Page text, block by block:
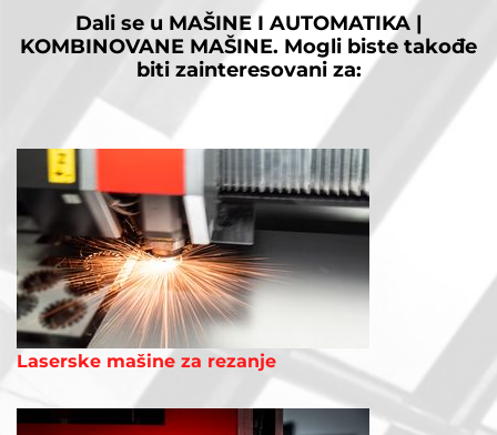
Dali se u MAŠINE I AUTOMATIKA |
KOMBINOVANE MAŠINE. Mogli biste takođe
biti zainteresovani za:
Laserske mašine za rezanje